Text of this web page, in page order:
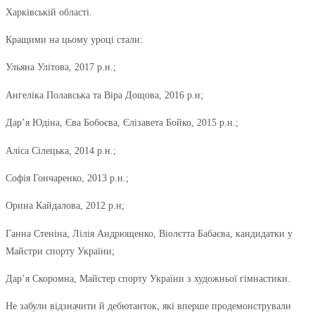
Харківській області.
Кращими на цьому уроці стали:
Ульяна Улітова, 2017 р.н.;
Ангеліка Полавська та Віра Дощова, 2016 р.н;
Дар’я Юдіна, Єва Бобоєва, Єлізавета Бойко, 2015 р.н.;
Аліса Сілецька, 2014 р.н.;
Софія Гончаренко, 2013 р.н.;
Орина Кайдалова, 2012 р.н;
Ганна Стеніна, Лілія Андрющенко, Віолєтта Бабаєва, кандидатки у
Майстри спорту України;
Дар’я Скоромна, Майстер спорту України з художньої гімнастики.
Не забули відзначити й дебютанток, які вперше продемонстрували